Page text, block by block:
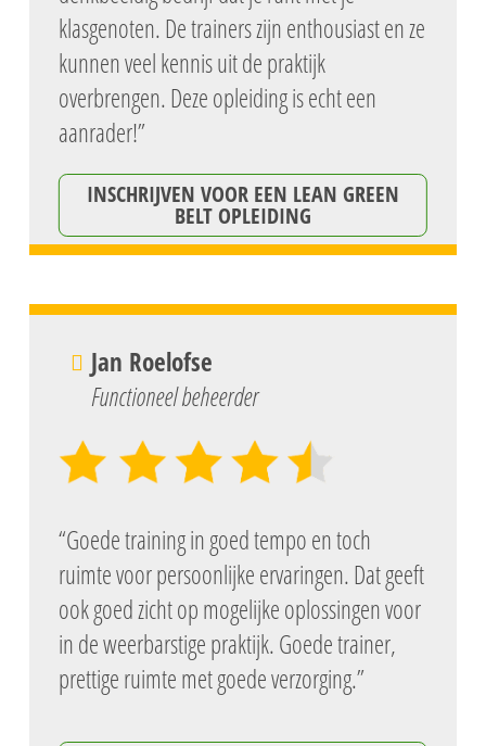
klasgenoten. De trainers zijn enthousiast en ze
kunnen veel kennis uit de praktijk
overbrengen. Deze opleiding is echt een
aanrader!”
INSCHRIJVEN VOOR EEN LEAN GREEN
BELT OPLEIDING
Jan Roelofse
Functioneel beheerder
“Goede training in goed tempo en toch
ruimte voor persoonlijke ervaringen. Dat geeft
ook goed zicht op mogelijke oplossingen voor
in de weerbarstige praktijk. Goede trainer,
prettige ruimte met goede verzorging.”